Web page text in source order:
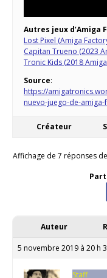
Autres jeux d’Amiga
Lost Pixel (Amiga
Capitan Trueno (2023
Tronic Kids (2018
Source:
https://
nuevo-juego-de-
Créateur
Affichage de 7 réponses
Auteur
5 novembre 2019 à 20 h
Staff